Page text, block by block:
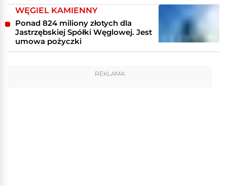
WĘGIEL KAMIENNY
Ponad 824 miliony złotych dla
Jastrzębskiej Spółki Węglowej. Jest
umowa pożyczki
REKLAMA